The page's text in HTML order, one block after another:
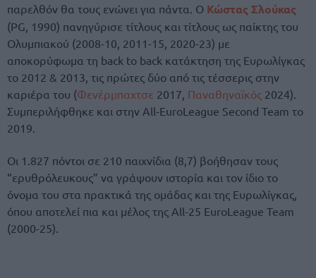
παρελθόν θα τους ενώνει για πάντα. Ο Κώστας Σλούκας
(PG, 1990) πανηγύρισε τίτλους και τίτλους ως παίκτης του
Ολυμπιακού (2008-10, 2011-15, 2020-23) με
αποκορύφωμα τη back to back κατάκτηση της Ευρωλίγκας
το 2012 & 2013, τις πρώτες δύο από τις τέσσερις στην
καριέρα του (Φενέρμπαχτσε 2017, Παναθηναϊκός 2024).
Συμπεριλήφθηκε και στην All-EuroLeague Second Team το
2019.
Οι 1.827 πόντοι σε 210 παιχνίδια (8,7) βοήθησαν τους
“ερυθρόλευκους” να γράψουν ιστορία και τον ίδιο το
όνομα του στα πρακτικά της ομάδας και της Ευρωλίγκας,
όπου αποτελεί πια και μέλος της All-25 EuroLeague Team
(2000-25).